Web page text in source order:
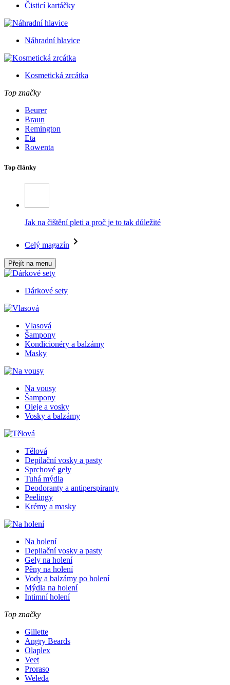
Čisticí kartáčky
Náhradní hlavice
Kosmetická zrcátka
Top značky
Beurer
Braun
Remington
Eta
Rowenta
Top články
Jak na čištění pleti a proč je to tak důležité
Celý magazín
Přejít na menu
Dárkové sety
Vlasová
Šampony
Kondicionéry a balzámy
Masky
Na vousy
Šampony
Oleje a vosky
Vosky a balzámy
Tělová
Depilační vosky a pasty
Sprchové gely
Tuhá mýdla
Deodoranty a antiperspiranty
Peelingy
Krémy a masky
Na holení
Depilační vosky a pasty
Gely na holení
Pěny na holení
Vody a balzámy po holení
Mýdla na holení
Intimní holení
Top značky
Gillette
Angry Beards
Olaplex
Veet
Proraso
Weleda